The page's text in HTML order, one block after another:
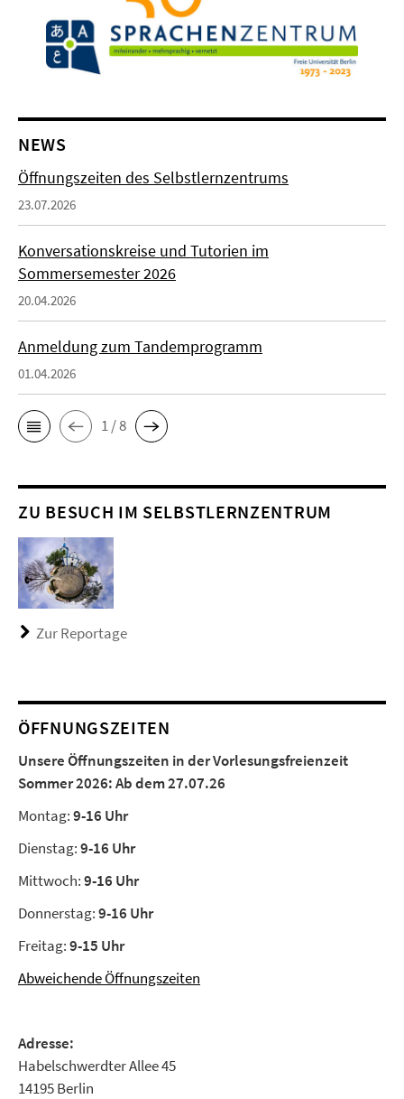
NEWS
Öffnungszeiten des Selbstlernzentrums
23.07.2026
Konversationskreise und Tutorien im
Sommersemester 2026
20.04.2026
Anmeldung zum Tandemprogramm
01.04.2026
1 / 8
ZU BESUCH IM SELBSTLERNZENTRUM
Zur Reportage
ÖFFNUNGSZEITEN
Unsere Öffnungszeiten in der Vorlesungsfreienzeit
Sommer 2026:Ab dem 27.07.26
Montag:9-16 Uhr
Dienstag:9-16 Uhr
Mittwoch:9-16 Uhr
Donnerstag:9-16 Uhr
Freitag:9-15 Uhr
Abweichende Öffnungszeiten
Adresse:
Habelschwerdter Allee 45
14195 Berlin